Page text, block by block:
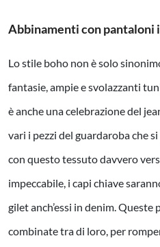
Abbinamenti con pantaloni
Lo stile boho non è solo
fantasie, ampie e svolazzanti
è anche una celebrazione del
vari i pezzi del guardaroba che
con questo tessuto davvero
impeccabile, i capi chiave
gilet anch’essi in denim.
combinate tra di loro, per